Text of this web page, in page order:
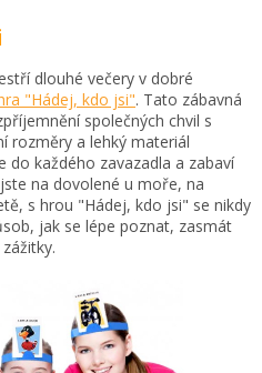
dlouhé večery v dobré
"Hádej, kdo jsi". Tato zábavná
společných chvil s
rozměry a lehký materiál
do každého zavazadla a zabaví
na dovolené u moře, na
s hrou "Hádej, kdo jsi" se nikdy
jak se lépe poznat, zasmát